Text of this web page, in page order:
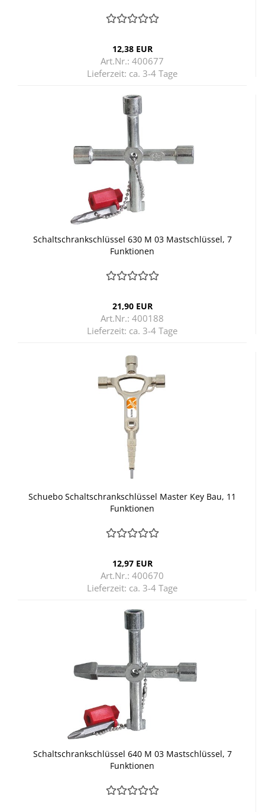
12,38 EUR
Art.Nr.: 400677
Lieferzeit: ca. 3-4 Tage
Schalt­schrank­schlüs­sel 630 M 03 Mast­schlüs­sel, 7
Funk­tio­nen
21,90 EUR
Art.Nr.: 400188
Lieferzeit: ca. 3-4 Tage
Schu­e­bo Schalt­schrank­schlüs­sel Mas­ter Key Bau, 11
Funk­tio­nen
12,97 EUR
Art.Nr.: 400670
Lieferzeit: ca. 3-4 Tage
Schalt­schrank­schlüs­sel 640 M 03 Mast­schlüs­sel, 7
Funk­tio­nen